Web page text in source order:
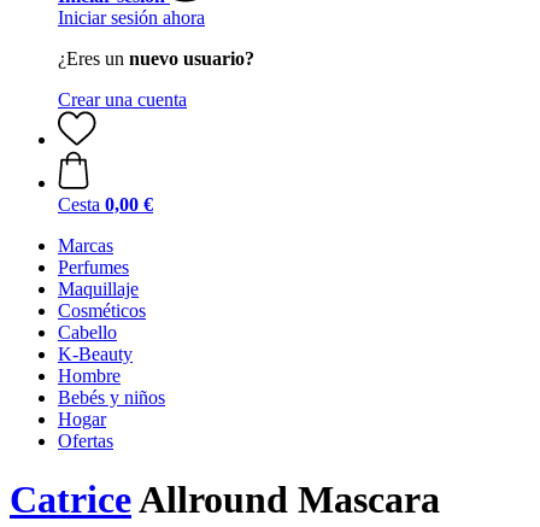
Iniciar sesión ahora
¿Eres un nuevo usuario?
Crear una cuenta
Cesta 0,00 €
Marcas
Perfumes
Maquillaje
Cosméticos
Cabello
K-Beauty
Hombre
Bebés y niños
Hogar
Ofertas
CatriceAllround Mascara